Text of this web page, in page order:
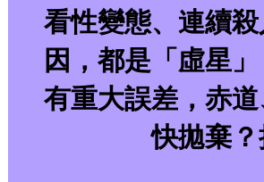
看性變態、連續
因，都是「虛星
有重大誤差，赤
快拋棄